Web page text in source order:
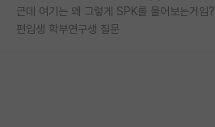
근데 여기는 왜 그렇게 SPK를 물어보는거임?
편입생 학부연구생 질문